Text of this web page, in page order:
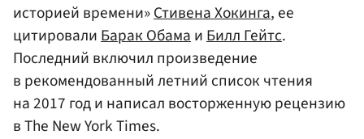
историей времени»Стивена Хокинга, ее
цитировалиБарак ОбамаиБилл Гейтс.
Последний включил произведение
в рекомендованный летний список чтения
на 2017 год и написал восторженную рецензию
в The New York Times.